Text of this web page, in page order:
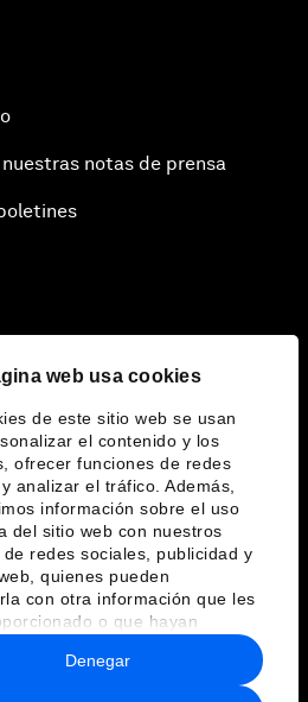
web usa cookies
de este sitio web se usan
el contenido y los
ofrecer funciones de redes
analizar el tráfico. Además,
información sobre el uso
del sitio web con nuestros
redes sociales, publicidad y
quienes pueden
con otra información que les
o que hayan
a partir del uso que haya
sus servicios.
Denegar
notas de prensa
y normas de uso